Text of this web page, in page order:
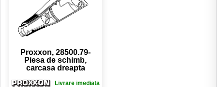
Proxxon, 28500.79-
Piesa de schimb,
carcasa dreapta
Livrare imediata